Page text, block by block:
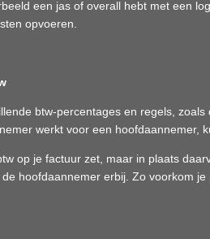
een jas of overall hebt met een
opvoeren.
btw-percentages en regels,
werkt voor een hoofdaannemer,
op je factuur zet, maar in plaats
hoofdaannemer erbij. Zo voorkom